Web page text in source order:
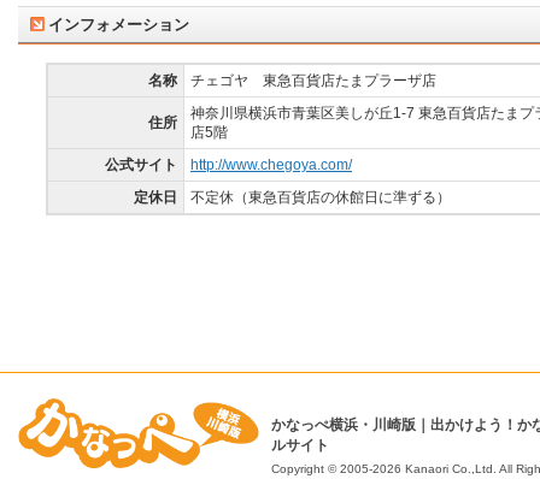
インフォメーション
名称 チェゴヤ 東急百貨店たまプラーザ店
住所
神奈川県横浜市青葉区美しが丘1-7 東急百貨店たまプ
店5階
公式サイト
http://www.chegoya.com/
定休日
不定休（東急百貨店の休館日に準ずる）
かなっぺ横浜・川崎版｜出かけよう！か
ルサイト
Copyright © 2005-2026 Kanaori Co.,Ltd. All